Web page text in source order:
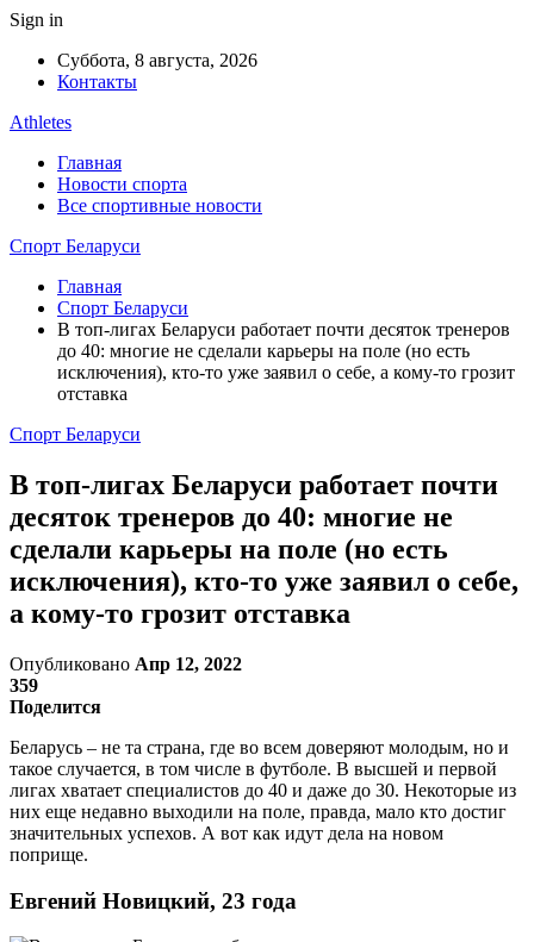
Sign in
Суббота, 8 августа, 2026
Контакты
Athletes
Главная
Новости спорта
Все спортивные новости
Спорт Беларуси
Главная
Спорт Беларуси
В топ-лигах Беларуси работает почти десяток тренеров
до 40: многие не сделали карьеры на поле (но есть
исключения), кто-то уже заявил о себе, а кому-то грозит
отставка
Спорт Беларуси
В топ-лигах Беларуси работает почти
десяток тренеров до 40: многие не
сделали карьеры на поле (но есть
исключения), кто-то уже заявил о себе,
а кому-то грозит отставка
Опубликовано Апр 12, 2022
359
Поделится
Беларусь – не та страна, где во всем доверяют молодым, но и
такое случается, в том числе в футболе. В высшей и первой
лигах хватает специалистов до 40 и даже до 30. Некоторые из
них еще недавно выходили на поле, правда, мало кто достиг
значительных успехов. А вот как идут дела на новом
поприще.
Евгений Новицкий, 23 года